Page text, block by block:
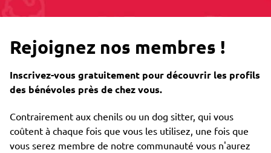
Rejoignez nos membres !
Inscrivez-vous gratuitement pour découvrir les profils
des bénévoles près de chez vous.
Contrairement aux chenils ou un dog sitter, qui vous
coûtent à chaque fois que vous les utilisez, une fois que
vous serez membre de notre communauté vous n'aurez